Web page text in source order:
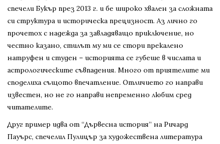
спечели Букър през 2013 г. и бе широко хвален за сложната
си структура и историческа прецизност. Аз лично го
прочетох с надежда за завладяващо приключение, но
честно казано, стилът му ми се стори прекалено
натруфен и студен – историята се губеше в числата и
астрологическите съвпадения. Много от приятелите ми
споделиха същото впечатление. Отличието го направи
известен, но не го направи непременно любим сред
читателите.
Друг пример идва от “Дървесна история” на Ричард
Пауърс, спечелил Пулицър за художествена литература